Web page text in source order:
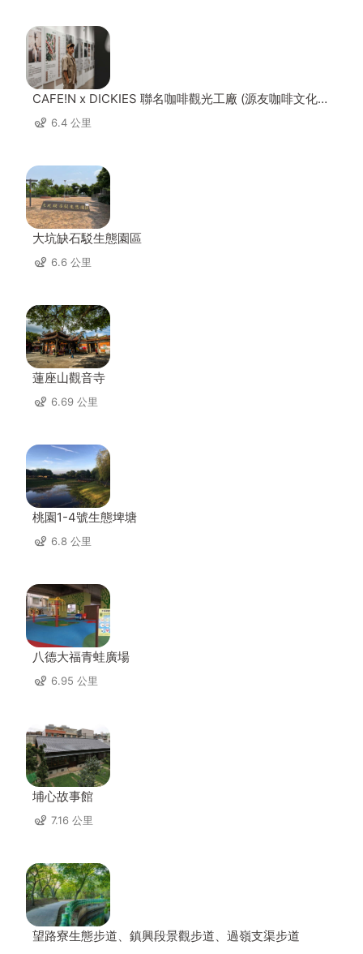
CAFE!N x DICKIES 聯名咖啡觀光工廠 (源友咖啡文化園
區) 6.4 公里
大坑缺石駁生態園區
6.6 公里
蓮座山觀音寺
6.69 公里
桃園1-4號生態埤塘
6.8 公里
八德大福青蛙廣場
6.95 公里
埔心故事館
7.16 公里
望路寮生態步道、鎮興段景觀步道、過嶺支渠步道